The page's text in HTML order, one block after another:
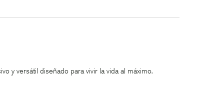
y versátil diseñado para vivir la vida al máximo.